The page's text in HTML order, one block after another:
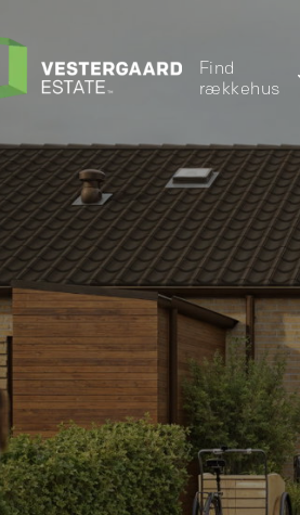
Find
rækkehus